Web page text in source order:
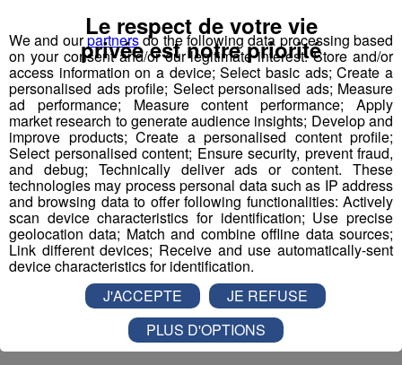
Préparer son sac à dos léger pour
partir en trek - Conseils de
Montblanclive.com
Pour partir en trek ou en randonnée dans des
conditions optimales, il est primordial de bien faire
son sac. Optimiser son sac à dos permet
d'économiser les efforts, éviter les accidents, et avoir
une meilleure stabilité durant la marche. Il est
conseillé de limiter le poids de son sac à dos à moins
de 15% à 20% de votre poids. Découvrez les conseils
de Montblanclive.com pour que votre sac à dos ...
Outdoor Randonnée Trek
We and ourpartnersdo the following data processing based
on your consent and/or our legitimate interest: Store and/or
access information on a device; Select basic ads; Create a
personalised ads profile; Select personalised ads; Measure
ad performance; Measure content performance; Apply
market research to generate audience insights; Develop and
improve products; Create a personalised content profile;
Select personalised content; Ensure security, prevent fraud,
and debug; Technically deliver ads or content. These
technologies may process personal data such as IP address
and browsing data to offer following functionalities: Actively
scan device characteristics for identification; Use precise
geolocation data; Match and combine offline data sources;
Link different devices; Receive and use automatically-sent
device characteristics for identification.
Le respect de votre vie
privée est notre priorité
J'ACCEPTE
JE REFUSE
PLUS D'OPTIONS